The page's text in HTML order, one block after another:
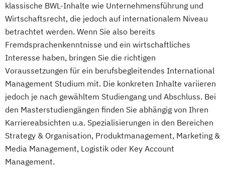
Logistikmanagement
Logistische Funktionsbereiche
Managing Diversity
Marketing
Marketing & Sales Management
Markt- und Werbepsychologie
Materialflusssysteme - Technologien
Planung und Steuerung
Mergers & Acquisitions
Nachhaltigkeitsmanagement
Personal & Organisation
Personalmanagement & Corporate
Learning
klassische BWL-Inhalte wie Unternehmensführung und
Wirtschaftsrecht, die jedoch auf internationalem Niveau
betrachtet werden. Wenn Sie also bereits
Fremdsprachenkenntnisse und ein wirtschaftliches
Interesse haben, bringen Sie die richtigen
Voraussetzungen für ein berufsbegleitendes International
Management Studium mit. Die konkreten Inhalte variieren
jedoch je nach gewähltem Studiengang und Abschluss. Bei
den Masterstudiengängen finden Sie abhängig von Ihren
Karriereabsichten u.a. Spezialisierungen in den Bereichen
Strategy & Organisation, Produktmanagement, Marketing &
Media Management, Logistik oder Key Account
Management.